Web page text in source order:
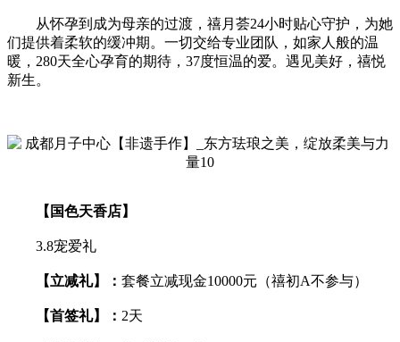
从怀孕到成为母亲的过渡，禧月荟24小时贴心守护，为她
们提供着柔软的缓冲期。一切交给专业团队，如家人般的温
暖，280天全心孕育的期待，37度恒温的爱。遇见美好，禧悦
新生。
【国色天香店】
3.8宠爱礼
【立减礼】： 套餐立减现金10000元（禧初A不参与）
【首签礼】： 2天